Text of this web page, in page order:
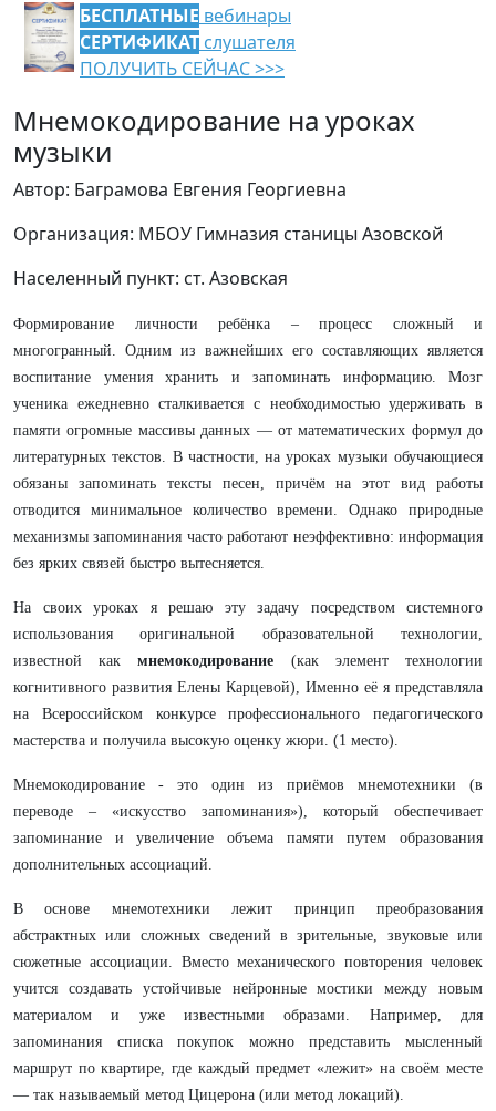
БЕСПЛАТНЫЕ вебинары
СЕРТИФИКАТ слушателя
ПОЛУЧИТЬ СЕЙЧАС >>>
Мнемокодирование на уроках
музыки
Автор: Баграмова Евгения Георгиевна
Организация: МБОУ Гимназия станицы Азовской
Населенный пункт: ст. Азовская
Формирование личности ребёнка – процесс сложный и
многогранный. Одним из важнейших его составляющих является
воспитание умения хранить и запоминать информацию. Мозг
ученика ежедневно сталкивается с необходимостью удерживать в
памяти огромные массивы данных — от математических формул до
литературных текстов. В частности, на уроках музыки обучающиеся
обязаны запоминать тексты песен, причём на этот вид работы
отводится минимальное количество времени. Однако природные
механизмы запоминания часто работают неэффективно: информация
без ярких связей быстро вытесняется.
На своих уроках я решаю эту задачу посредством системного
использования оригинальной образовательной технологии,
известной какмнемокодирование (как элемент технологии
когнитивного развития Елены Карцевой), Именно её я представляла
на Всероссийском конкурсе профессионального педагогического
мастерства и получила высокую оценку жюри. (1 место).
Мнемокодирование - это один из приёмов мнемотехники (в
переводе – «искусство запоминания»), который обеспечивает
запоминание и увеличение объема памяти путем образования
дополнительных ассоциаций.
В основе мнемотехники лежит принцип преобразования
абстрактных или сложных сведений в зрительные, звуковые или
сюжетные ассоциации. Вместо механического повторения человек
учится создавать устойчивые нейронные мостики между новым
материалом и уже известными образами. Например, для
запоминания списка покупок можно представить мысленный
маршрут по квартире, где каждый предмет «лежит» на своём месте
— так называемый метод Цицерона (или метод локаций).